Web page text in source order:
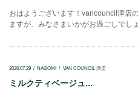
おはようございます！vancouncil津店
ますが、みなさまいかがお過ごしでし
2026.07.29 NAGOMI VAN COUNCIL 津店
ミルクティベージュ...